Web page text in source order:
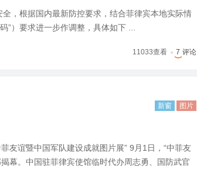
，根据国内最新防控要求，结合菲律宾本地实际情
”）要求进一步作调整，具体如下 ...
11033查看 7 评论
新窗 图片
友谊暨中国军队建设成就图片展” 9月1日，“中菲友
幕。中国驻菲律宾使馆临时代办周志勇、国防武官